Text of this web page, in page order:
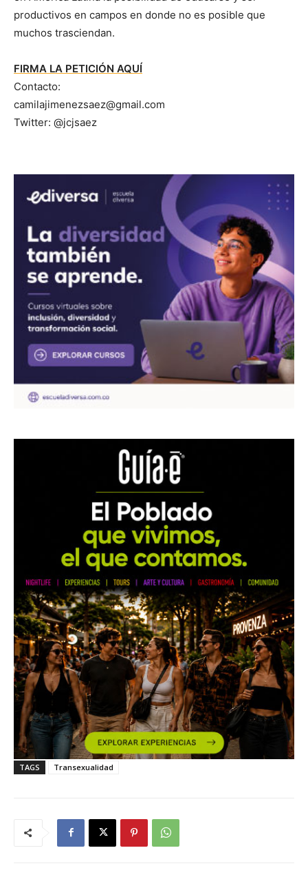
productivos en campos en donde no es posible que
muchos trasciendan.
FIRMA LA PETICIÓN AQUÍ
Contacto:
camilajimenezsaez@gmail.com
Twitter: @jcjsaez
TAGS Transexualidad